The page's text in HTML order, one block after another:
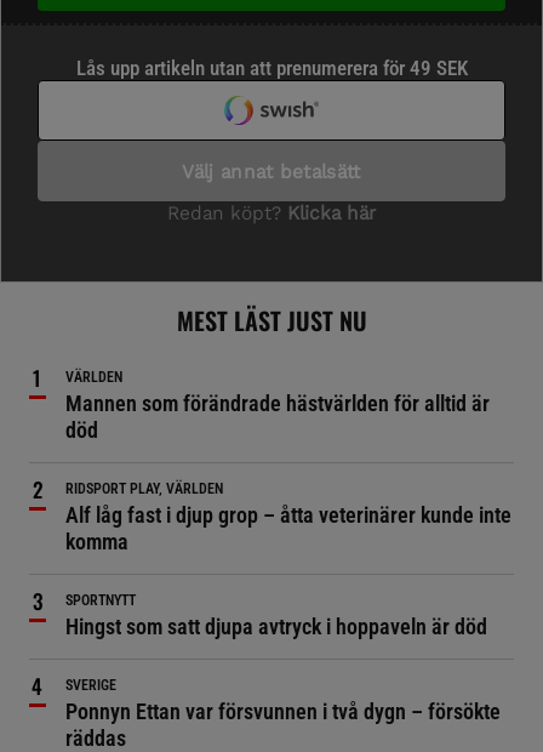
MEST LÄST JUST NU
VÄRLDEN
Mannen som förändrade hästvärlden för alltid är
död
RIDSPORT PLAY, VÄRLDEN
Alf låg fast i djup grop – åtta veterinärer kunde inte
komma
SPORTNYTT
Hingst som satt djupa avtryck i hoppaveln är död
SVERIGE
Ponnyn Ettan var försvunnen i två dygn – försökte
räddas